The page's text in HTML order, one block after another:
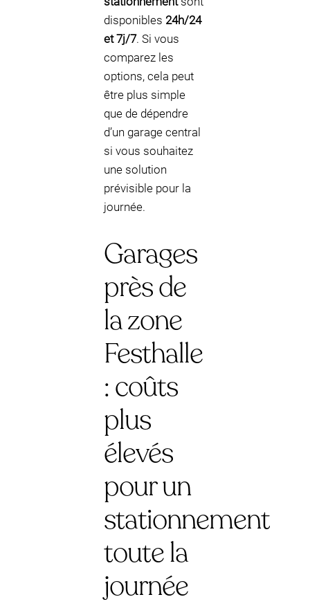
disponibles 24h/24
et 7j/7. Si vous
comparez les
options, cela peut
être plus simple
que de dépendre
d’un garage central
si vous souhaitez
une solution
prévisible pour la
journée.
Garages
près de
la zone
Festhalle
: coûts
plus
élevés
pour un
stationnement
toute la
journée